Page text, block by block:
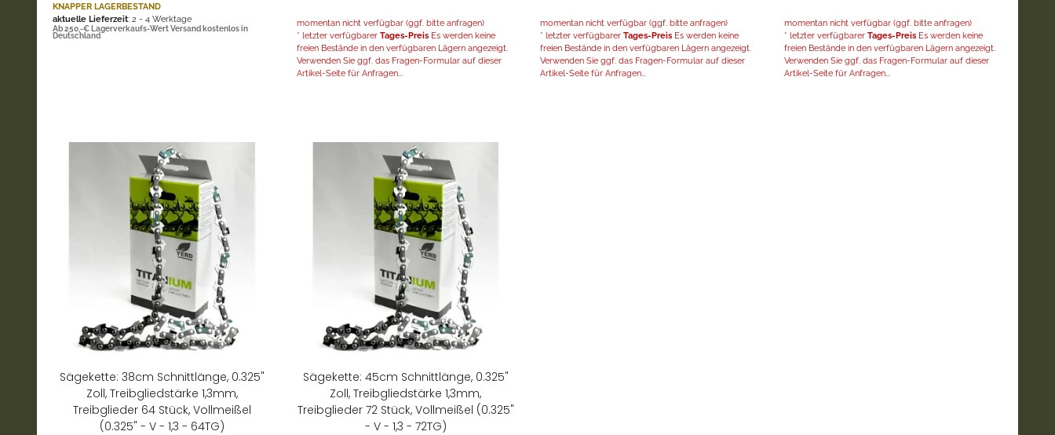
KNAPPER LAGERBESTAND
aktuelle Lieferzeit: 2 - 4 Werktage
Ab 250,-€ Lagerverkaufs-Wert Versand kostenlos in
Deutschland
momentan nicht verfügbar (ggf. bitte anfragen)
* letzter verfügbarer Tages-PreisEs werden keine
freien Bestände in den verfügbaren Lägern angezeigt.
Verwenden Sie ggf. das Fragen-Formular auf dieser
Artikel-Seite für Anfragen...
momentan nicht verfügbar (ggf. bitte anfragen)
* letzter verfügbarer Tages-Preis Es werden keine
freien Bestände in den verfügbaren Lägern angezeigt.
Verwenden Sie ggf. das Fragen-Formular auf dieser
Artikel-Seite für Anfragen...
momentan nicht verfügbar (ggf. bitte anfragen)
* letzter verfügbarer Tages-PreisEs werden keine
freien Bestände in den verfügbaren Lägern angezeigt.
Verwenden Sie ggf. das Fragen-Formular auf dieser
Artikel-Seite für Anfragen...
Sägekette: 38cm Schnittlänge, 0.325"
Zoll, Treibgliedstärke 1,3mm,
Treibglieder 64 Stück, Vollmeißel
(0.325" - V - 1,3 - 64TG)
Sägekette: 45cm Schnittlänge, 0.325"
Zoll, Treibgliedstärke 1,3mm,
Treibglieder 72 Stück, Vollmeißel (0.325"
- V - 1,3 - 72TG)